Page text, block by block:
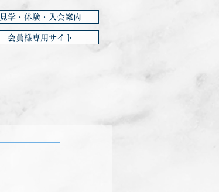
見学・体験・入会案内
会員様専用サイト